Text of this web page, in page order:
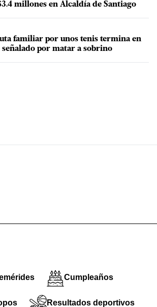
millones en Alcaldía de Santiago
familiar por unos tenis termina en
por matar a sobrino
Cumpleaños
Resultados deportivos